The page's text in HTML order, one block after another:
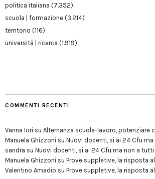
politica italiana (7.352)
scuola | formazione (3.214)
territorio (116)
università | ricerca (1.919)
COMMENTI RECENTI
Vanna Iori su Alternanza scuola-lavoro, potenziare
Manuela Ghizzoni su Nuovi docenti, sì ai 24 Cfu
sandra su Nuovi docenti, sì ai 24 Cfu ma non a tutti
Manuela Ghizzoni su Prove suppletive, la risposta
Valentino Amadio su Prove suppletive, la risposta